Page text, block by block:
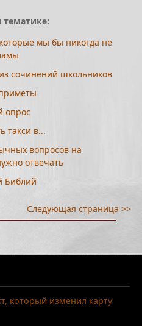
тематике:
мы бы никогда не
сочинений школьников
опрос
такси в...
вопросов на
отвечать
Библий
Следующая страница >>
который изменил карту